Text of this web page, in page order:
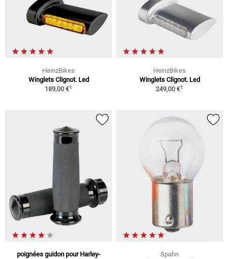
HeinzBikes
Winglets Clignot. Led
189,00 €1
HeinzBikes
Winglets Clignot. Led
249,00 €1
poignées guidon pour Harley-
Spahn